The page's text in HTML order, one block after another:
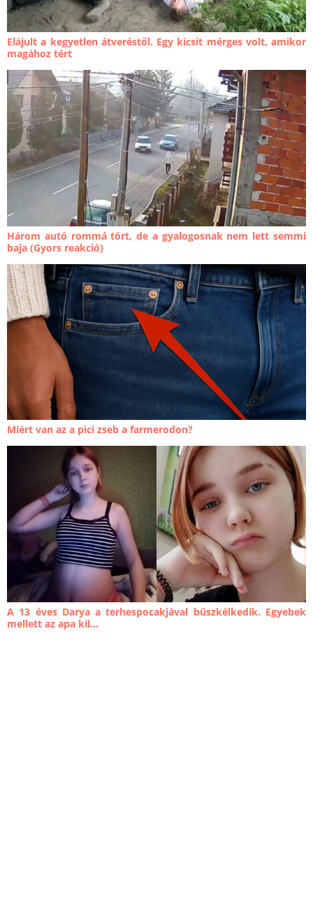
Elájult a kegyetlen átveréstől. Egy kicsit mérges volt, amikor
magához tért
Három autó rommá tört, de a gyalogosnak nem lett semmi
baja (Gyors reakció)
Miért van az a pici zseb a farmerodon?
A 13 éves Darya a terhespocakjával büszkélkedik. Egyebek
mellett az apa kil...